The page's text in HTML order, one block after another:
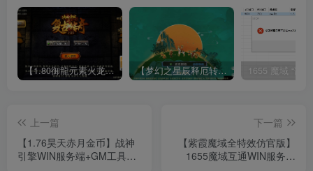
【1.80御龍元素火龙[摸摸登陆器]】战神引擎WIN服务端+GM工具+充值后台+双端+架设教程 【梦幻之星辰释厄转尊享挂机版】MT3换皮梦幻西游Linux服务端+GM后台+双端+源码+架设教程
上一篇
【1.76昊天赤月金币】战神
引擎WIN服务端+GM工具
下一篇
【紫霞魔域全特效仿官版】
1655魔域互通WIN服务端